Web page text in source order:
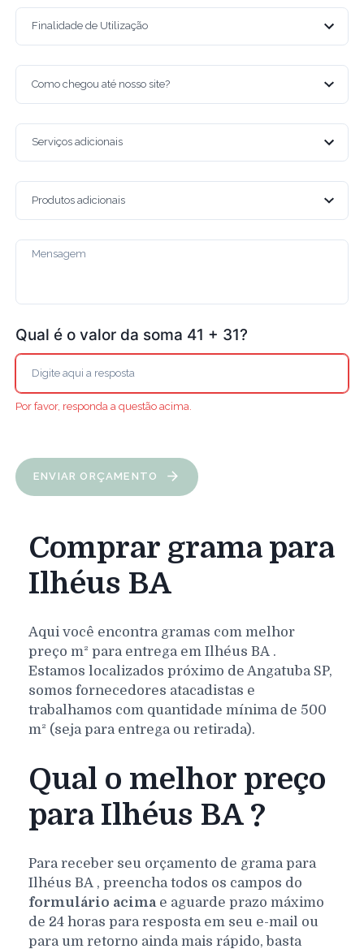
Qual é o valor da soma 41 + 31?
Por favor, responda a questão acima.
ENVIAR ORÇAMENTO
Comprar grama para
Ilhéus BA
Aqui você encontra gramas com melhor
preço m² para entrega em Ilhéus BA .
Estamos localizados próximo de Angatuba SP,
somos fornecedores atacadistas e
trabalhamos com quantidade mínima de 500
m² (seja para entrega ou retirada).
Qual o melhor preço
para Ilhéus BA ?
Para receber seu orçamento de grama para
Ilhéus BA , preencha todos os campos do
formulário acima e aguarde prazo máximo
de 24 horas para resposta em seu e-mail ou
para um retorno ainda mais rápido, basta